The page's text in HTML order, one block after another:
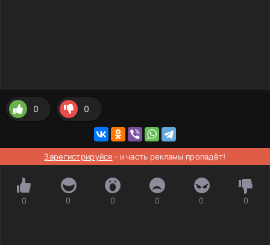
0 0
Зарегистрируйся - и часть рекламы пропадёт!
0 0 0 0 0 0